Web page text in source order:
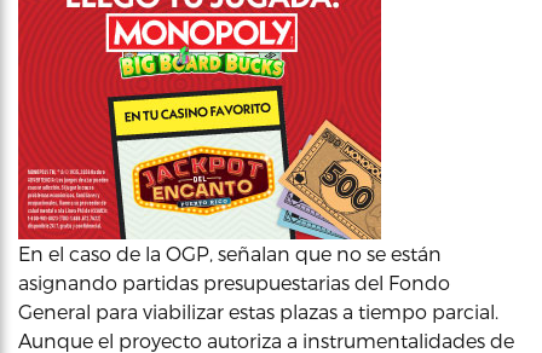
En el caso de la OGP, señalan que no se están
asignando partidas presupuestarias del Fondo
General para viabilizar estas plazas a tiempo parcial.
Aunque el proyecto autoriza a instrumentalidades de